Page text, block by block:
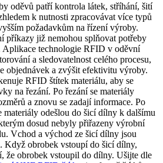
oděvů patří kontrola látek, stříhání, šití
k nutnosti zpracovávat více typů
požadavkům na řízení výroby.
příkazy již nemohou splňovat potřeby
technologie RFID v oděvní
a sledovatelnost celého procesu,
objednávek a zvýšit efektivitu výroby.
RFID štítek materiálu, aby se
na řezání. Po řezání se materiály
a znovu se zadají informace. Po
materiály odešlou do šicí dílny k dalšímu
dosud nebyly přiřazeny výrobní
Vchod a východ ze šicí dílny jsou
Když obrobek vstoupí do šicí dílny,
že obrobek vstoupil do dílny. Ušijte dle